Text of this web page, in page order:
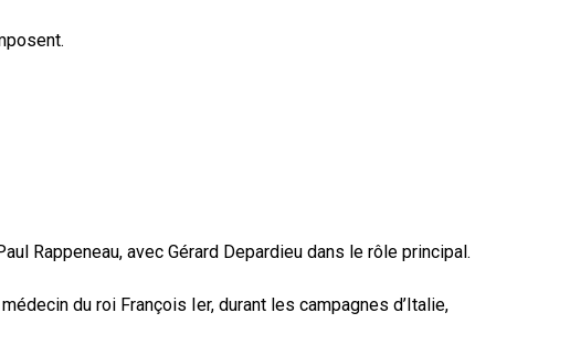
Rappeneau, avec Gérard Depardieu dans le rôle principal.
du roi François Ier, durant les campagnes d’Italie,